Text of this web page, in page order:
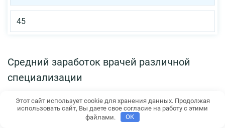
45
Средний заработок врачей различной
специализации
Специализация
Этот сайт использует cookie для хранения данных. Продолжая
использовать сайт, Вы даете свое согласие на работу с этими
файлами.
OK